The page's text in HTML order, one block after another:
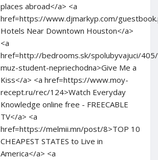
places abroad</a> <a
href=https://www.djmarkyp.com/
Hotels Near Downtown Houston</a>
<a
href=http://bedrooms.sk/spolubyvajuci/
muz-student-nepriechodna>Give Me a
Kiss</a> <a href=https://www.moy-
recept.ru/rec/124>Watch Everyday
Knowledge online free - FREECABLE
TV</a> <a
href=https://melmii.mn/post/8>TOP 10
CHEAPEST STATES to Live in
America</a> <a